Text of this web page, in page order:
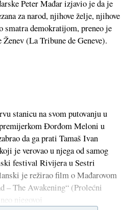
Peter Mađar izjavio je da je
za narod, njihove želje, njihove
smatra demokratijom, preneo je
(La Tribune de Geneve).
stanicu na svom putovanju u
Đorđom Meloni u
da ga prati Tamaš Ivan
je verovao u njega od samog
festival Rivijera u Sestri
je režirao film o Mađarovom
– The Awakening“ (Prolećni
njegovoj